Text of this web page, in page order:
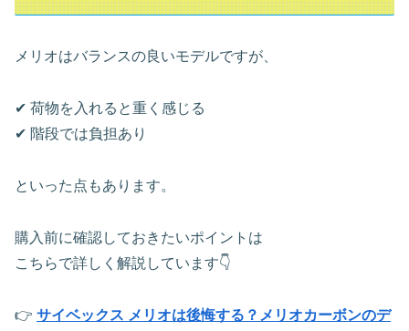
メリオはバランスの良いモデルですが、
✔ 荷物を入れると重く感じる
✔ 階段では負担あり
といった点もあります。
購入前に確認しておきたいポイントは
こちらで詳しく解説しています👇
👉 サイベックス メリオは後悔する？メリオカーボンのデ